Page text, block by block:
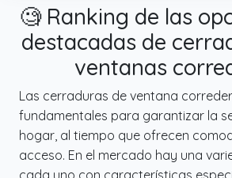
seguridad ventanas
Sus medidas son 53x23x82mm,
imágenes para comprobar
✔️ SEGURIDAD EXTRA PARA TU
Refuerza tu casa frente a los
ajeno. Nuestra cerradura
es adecuada para viviendas,
terrazas, segundas residencias
accesibles.
🧐 Ranking de las
destacadas de
ventanas
Las cerraduras de ventana
fundamentales para garantizar la
hogar, al tiempo que ofrecen
acceso. En el mercado hay una
cada uno con características